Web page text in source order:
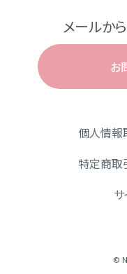
メールか
お
個人情報
特定商取
サ
©